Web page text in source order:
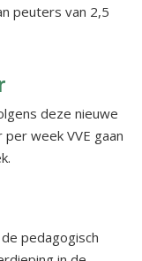
peuters van 2,5
deze nieuwe
week VVE gaan
pedagogisch